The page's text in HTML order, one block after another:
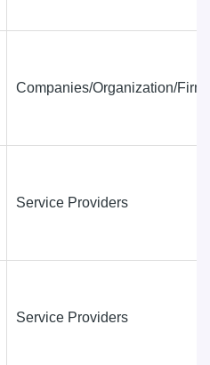
Companies/Organization/
Service Providers
Service Providers